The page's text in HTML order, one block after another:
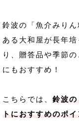
鈴波の「魚介みり
ある大和屋が長年
り、贈答品や季節
にもおすすめ！
こちらでは、 鈴波
トにおすすめのポ